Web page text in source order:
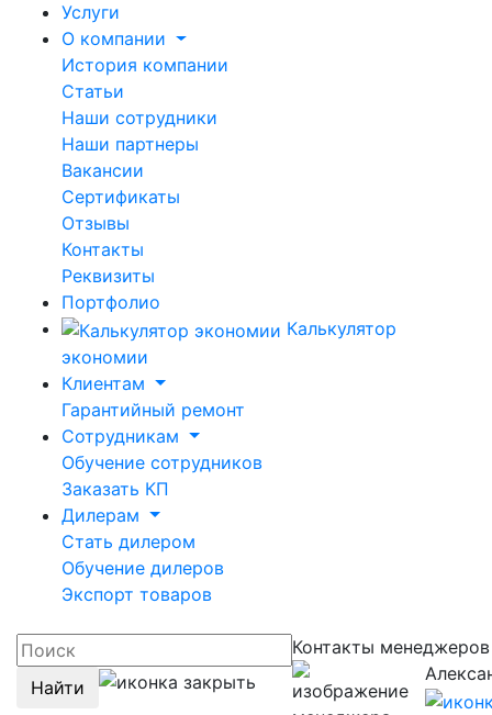
Услуги
О компании
История компании
Статьи
Наши сотрудники
Наши партнеры
Вакансии
Сертификаты
Отзывы
Контакты
Реквизиты
Портфолио
Калькулятор
экономии
Клиентам
Гарантийный ремонт
Сотрудникам
Обучение сотрудников
Заказать КП
Дилерам
Стать дилером
Обучение дилеров
Экспорт товаров
Найти
Контакты